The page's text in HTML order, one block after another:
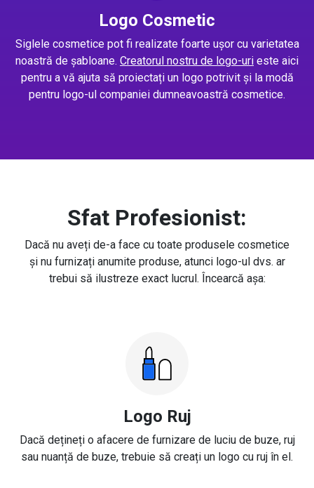
Logo Cosmetic
Siglele cosmetice pot fi realizate foarte ușor cu varietatea
noastră de șabloane. Creatorul nostru de logo-uri este aici
pentru a vă ajuta să proiectați un logo potrivit și la modă
pentru logo-ul companiei dumneavoastră cosmetice.
Sfat Profesionist:
Dacă nu aveți de-a face cu toate produsele cosmetice
și nu furnizați anumite produse, atunci logo-ul dvs. ar
trebui să ilustreze exact lucrul. Încearcă așa:
Logo Ruj
Dacă dețineți o afacere de furnizare de luciu de buze, ruj
sau nuanță de buze, trebuie să creați un logo cu ruj în el.